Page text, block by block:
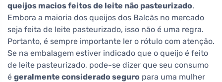
queijos macios feitos de leite não pasteurizado.
Embora a maioria dos queijos dos Balcãs no mercado
seja feita de leite pasteurizado, isso não é uma regra.
Portanto, é sempre importante ler o rótulo com atenção.
Se na embalagem estiver indicado que o queijo é feito
de leite pasteurizado, pode-se dizer que seu consumo
é geralmente considerado seguro para uma mulher